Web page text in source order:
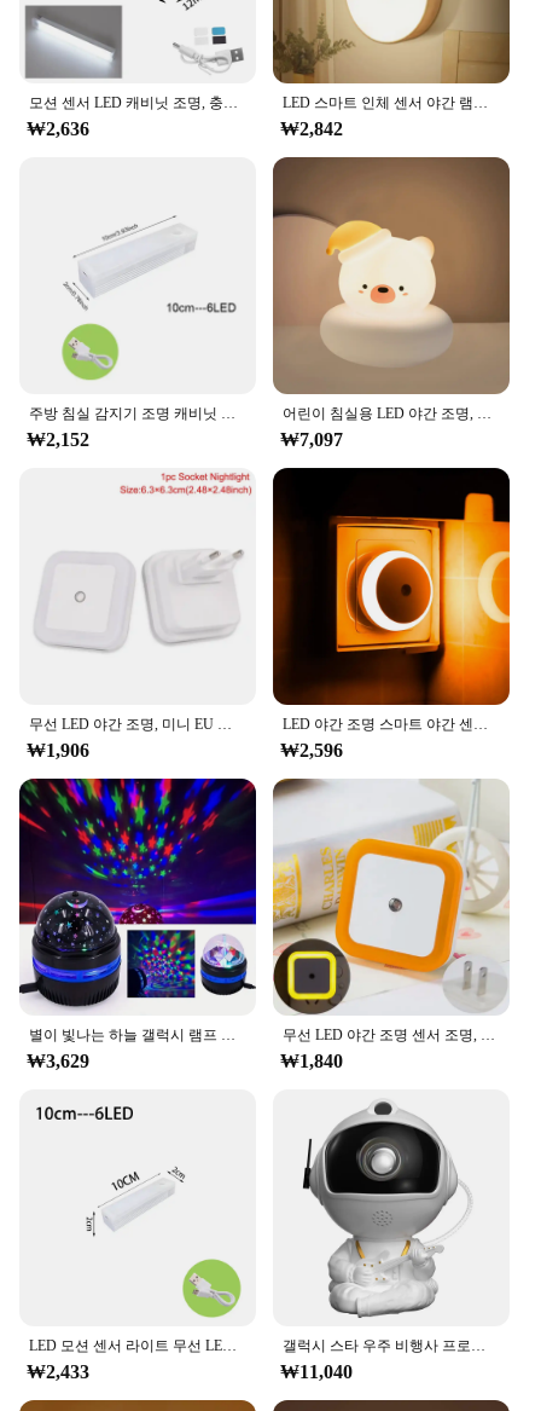
Features:
|Wholesale|Vendors|
**Intelligent Lighting Solution**
Illuminate your space with the Light Sensitive Night
is not just a source of soft, ambient light; it's an
intelligent companion that adapts to your needs.
The light sensitivity feature ensures that the night
light adjusts its brightness in real-time, creating the
perfect ambiance without the need for manual
adjustments. Whether you're stepping into a dark
room or navigating through a hallway, this night
**Versatile and User-Friendly**
This night light is not just a light source; it's a
versatile addition to your home. Its sleek design
blends seamlessly with any decor, making it an ideal
choice for both residential and commercial settings.
The light's energy-efficient LED technology ensures
longevity and low power consumption, making it an
eco-friendly choice for your home or office. The
night light is also a smart choice for those looking
to save on electricity bills, as it automatically turns
on at dusk and off at dawn, ensuring you're not
wasting energy when you don't need it.
**Adaptable and Reliable**
The Light Sensitive Night Light is more than just a
light; it's a reliable companion that adapts to your
lifestyle. Its automatic light sensitivity feature
ensures that the light adjusts to your environment,
providing the perfect amount of light when you
need it most. Whether you're a busy parent looking
to create a safe environment for your children or a
professional seeking to enhance your workspace,
this night light is designed to meet your needs. Its
durable plastic construction and energy-efficient
LED technology make it a reliable and long-lasting
모션 센서 LED 캐비닛 조명, 충전식 유도 야간 조명, 무선 휴대용 감지기 램프, 주방 계단 백라이트
₩2,636
LED 스마트 인체 센서 야간 램프, 비상 자동 조명, USB 충전, 무선 자기 흡입, 야간 조명 사용
₩2,842
주방 침실 감지기 조명 캐비닛 계단 백라이트 용 무선 LED 야간 조명 모션 센서 조명 옷장 야간 램프
₩2,152
어린이 침실용 LED 야간 조명, 귀여운 동물 돼지 토끼 램프, 터치 센서, 조도 조절 어린이 휴일 선물, USB 충전식
₩7,097
무선 LED 야간 조명, 미니 EU 플러그 램프, 조명 제어 센서, 어린이 방, 어린이 침실 장식, 자정 조명
₩1,906
LED 야간 조명 스마트 야간 센서 벽 야간 램프, 라운드 플러그, 욕실 홈 주방 복도 계단 침실 야간 조명
₩2,596
별이 빛나는 하늘 갤럭시 램프 프로젝터, LED 야간 조명, 리모컨 사운드, 액티브 5V USB 충전, 어린이 방 파티 장식, 7 가지 모드
₩3,629
무선 LED 야간 조명 센서 조명, 미니 EU/US 플러그 야간 조명, 어린이 방 침실 거실 장식 조명
₩1,840
LED 모션 센서 라이트 무선 LED 야간 조명, C 타입 충전식 조명, 캐비닛 옷장 램프, 주방용 계단 백라이트
₩2,433
갤럭시 스타 우주 비행사 프로젝터 조명, 별이 빛나는 하늘 프로젝터 램프 장식, 침실 룸 성운 LED 야간 조명, 어린이 성인 선물
₩11,040